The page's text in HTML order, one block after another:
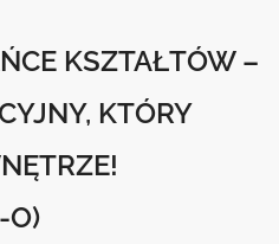
KSZTAŁTÓW –
KTÓRY
O)